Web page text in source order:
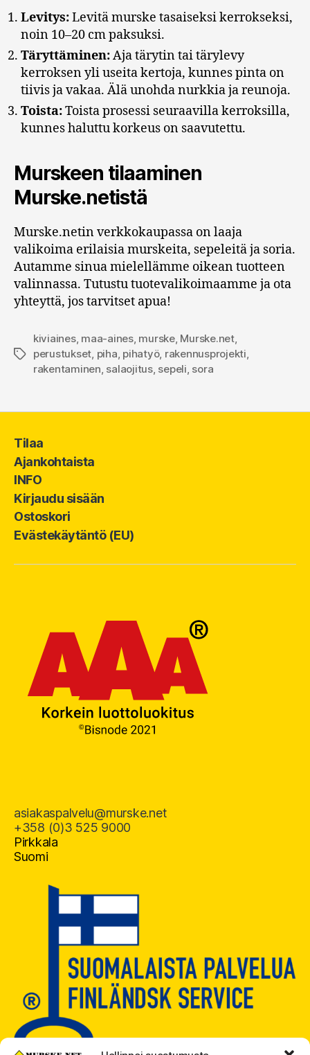
Levitys:Levitä murske tasaiseksi kerrokseksi,
noin 10–20 cm paksuksi.
Täryttäminen:Aja tärytin tai tärylevy
kerroksen yli useita kertoja, kunnes pinta on
tiivis ja vakaa. Älä unohda nurkkia ja reunoja.
Toista:Toista prosessi seuraavilla kerroksilla,
kunnes haluttu korkeus on saavutettu.
Murskeen tilaaminen
Murske.netistä
Murske.netin verkkokaupassa on laaja
valikoima erilaisia murskeita, sepeleitä ja soria.
Autamme sinua mielellämme oikean tuotteen
valinnassa. Tutustu tuotevalikoimaamme ja ota
yhteyttä, jos tarvitset apua!
Avainsanat
kiviaines, maa-aines, murske, Murske.net,
perustukset piha pihatyö, rakennusprojekti
rakentaminen salaojitus, sepeli sora
Tilaa
Ajankohtaista
INFO
Kirjaudu sisään
Ostoskori
Evästekäytäntö (EU)
asiakaspalvelu@murske.net
+358 (0)3 525 9000
Pirkkala
Suomi